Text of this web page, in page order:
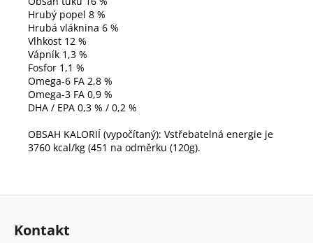
Hrubý popel 8 %
Hrubá vláknina 6 %
Vlhkost 12 %
Vápník 1,3 %
Fosfor 1,1 %
Omega-6 FA 2,8 %
Omega-3 FA 0,9 %
DHA / EPA 0,3 % / 0,2 %
OBSAH KALORIÍ (vypočítaný): Vstřebatelná energie je
3760 kcal/kg (451 na odměrku (120g).
Z
Kontakt